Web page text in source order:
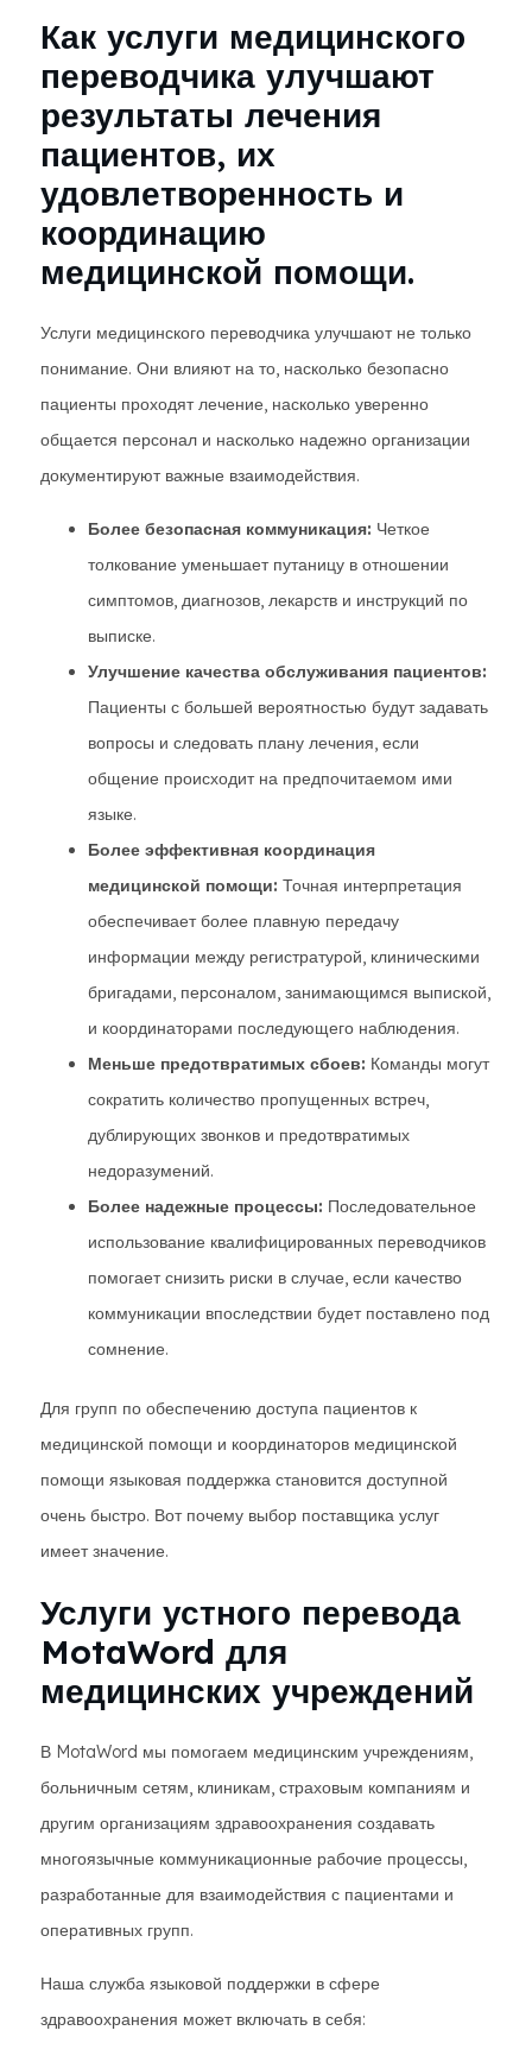
Как услуги медицинского
переводчика улучшают
результаты лечения
пациентов, их
удовлетворенность и
координацию
медицинской помощи.
Услуги медицинского переводчика улучшают не только
понимание. Они влияют на то, насколько безопасно
пациенты проходят лечение, насколько уверенно
общается персонал и насколько надежно организации
документируют важные взаимодействия.
Более безопасная коммуникация: Четкое
толкование уменьшает путаницу в отношении
симптомов, диагнозов, лекарств и инструкций по
выписке.
Улучшение качества обслуживания пациентов:
Пациенты с большей вероятностью будут задавать
вопросы и следовать плану лечения, если
общение происходит на предпочитаемом ими
языке.
Более эффективная координация
медицинской помощи: Точная интерпретация
обеспечивает более плавную передачу
информации между регистратурой, клиническими
бригадами, персоналом, занимающимся выпиской,
и координаторами последующего наблюдения.
Меньше предотвратимых сбоев: Команды могут
сократить количество пропущенных встреч,
дублирующих звонков и предотвратимых
недоразумений.
Более надежные процессы: Последовательное
использование квалифицированных переводчиков
помогает снизить риски в случае, если качество
коммуникации впоследствии будет поставлено под
сомнение.
Для групп по обеспечению доступа пациентов к
медицинской помощи и координаторов медицинской
помощи языковая поддержка становится доступной
очень быстро. Вот почему выбор поставщика услуг
имеет значение.
Услуги устного перевода
MotaWord для
медицинских учреждений
В MotaWord мы помогаем медицинским учреждениям,
больничным сетям, клиникам, страховым компаниям и
другим организациям здравоохранения создавать
многоязычные коммуникационные рабочие процессы,
разработанные для взаимодействия с пациентами и
оперативных групп.
Наша служба языковой поддержки в сфере
здравоохранения может включать в себя: